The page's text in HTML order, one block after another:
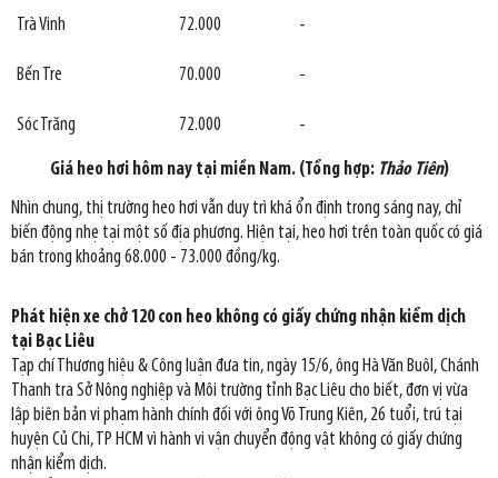
Trà Vinh 72.000 -
Bến Tre 70.000 -
Sóc Trăng 72.000 -
Giá heo hơi hôm nay tại miền Nam. (Tổng hợp: Thảo Tiên)
Nhìn chung, thị trường heo hơi vẫn duy trì khá ổn định trong sáng nay, chỉ
biến động nhẹ tại một số địa phương. Hiện tại, heo hơi trên toàn quốc có giá
bán trong khoảng 68.000 - 73.000 đồng/kg.
Phát hiện xe chở 120 con heo không có giấy chứng nhận kiểm dịch
tại Bạc Liêu
Tạp chí Thương hiệu & Công luận đưa tin, ngày 15/6, ông Hà Văn Buôl, Chánh
Thanh tra Sở Nông nghiệp và Môi trường tỉnh Bạc Liêu cho biết, đơn vị vừa
lập biên bản vi phạm hành chính đối với ông Võ Trung Kiên, 26 tuổi, trú tại
huyện Củ Chi, TP HCM vì hành vi vận chuyển động vật không có giấy chứng
nhận kiểm dịch.